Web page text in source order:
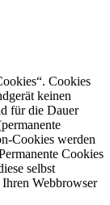
Cookies
keinen
für die Dauer
Cookies werden
Cookies
selbst
Webbrowser